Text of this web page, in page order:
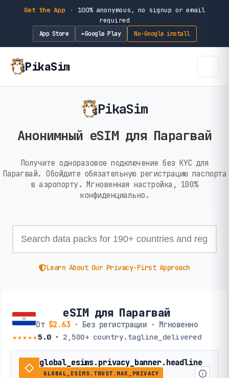
Get the App ·
100% anonymous, no signup or email
required
App Store ►Google Play No-Google install
PikaSim
PikaSim
Анонимный eSIM для Парагвай
Получите одноразовое подключение без KYC для
Парагвай. Обойдите обязательную регистрацию паспорта
в аэропорту. Мгновенная настройка, 100%
конфиденциально.
Learn About Our Privacy-First Approach
eSIM для Парагвай
От $2.63· Без регистрации · Мгновенно
★★★★★5.0· 2,500+ country.tagline_delivered
global_esims.privacy_banner.headline
GLOBAL_ESIMS.TRUST.MAX_PRIVACY